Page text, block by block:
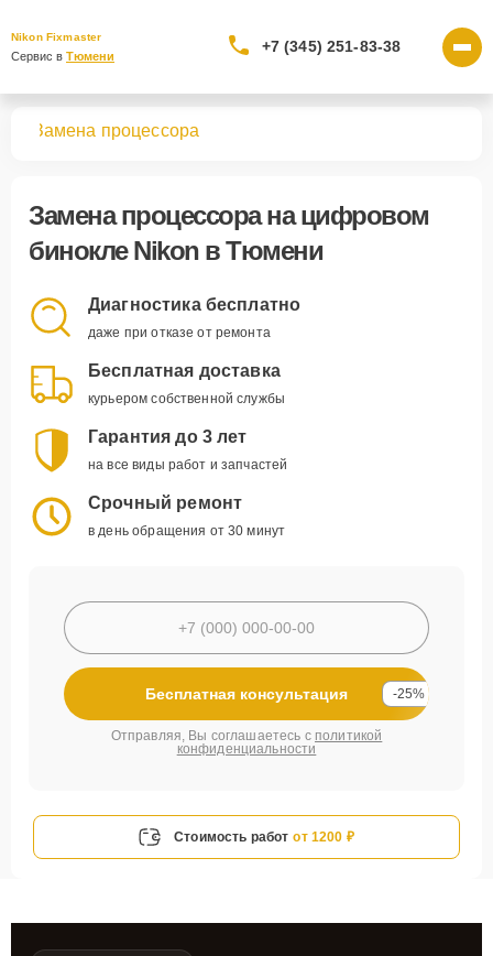
Nikon Fixmaster
Сервис в Тюмени
+7 (345) 251-83-38
Замена процессора
Замена процессорана цифровом
бинокле Nikon в Тюмени
Диагностика бесплатно
даже при отказе от ремонта
Бесплатная доставка
курьером собственной службы
Гарантия до 3 лет
на все виды работ и запчастей
Срочный ремонт
в день обращения от 30 минут
Бесплатная консультация -25%
Отправляя, Вы соглашаетесь с политикой
конфиденциальности
Стоимость работ от 1200 ₽